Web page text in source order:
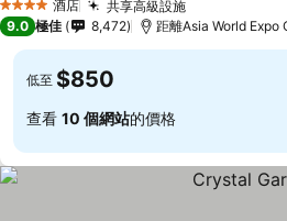
4 星級 酒店 共享高級設施
9.0 極佳 8,472 距離Asia World Expo
低至 $850
查看 10 個網站的價格